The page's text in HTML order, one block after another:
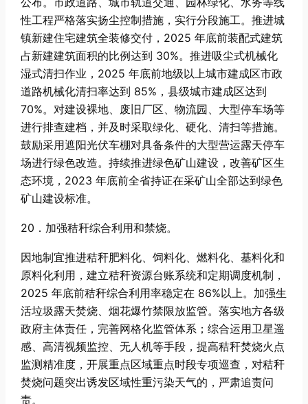
性工程严格落实扬尘控制措施，实行分段施工。推进城
镇新建住宅建筑全装修交付，2025 年底前装配式建筑
占新建建筑面积的比例达到 30%。推进吸尘式机械化
湿式清扫作业，2025 年底前地级以上城市建成区市政
道路机械化清扫率达到 85%，县级城市建成区达到
70%。对建设裸地、废旧厂区、物流园、大型停车场等
进行排查建档，并及时采取绿化、硬化、清扫等措施。
鼓励采用遮阳光伏车棚对具备条件的大型营运露天停车
场进行绿色改造。持续推进绿色矿山建设，改善矿区生
态环境，2023 年底前全省持证在采矿山全部达到绿色
矿山建设标准。
20．加强秸秆综合利用和禁烧。
因地制宜推进秸秆肥料化、饲料化、燃料化、基料化和
原料化利用，建立秸秆资源台账系统和定期调度机制，
2025 年底前秸秆综合利用率稳定在 86%以上。加强生
活垃圾露天焚烧、烟花爆竹禁限放监管。落实地方各级
政府主体责任，完善网格化监管体系；综合运用卫星遥
感、高清视频监控、无人机等手段，提高秸秆焚烧火点
监测精准度，开展重点区域重点时段专项巡查，对秸秆
焚烧问题突出诱发区域性重污染天气的，严肃追责问
责。